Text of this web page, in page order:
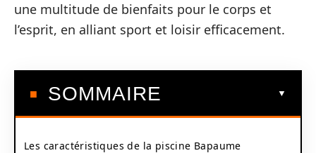
une multitude de bienfaits pour le corps et
l’esprit, en alliant sport et loisir efficacement.
SOMMAIRE
Les caractéristiques de la piscine Bapaume